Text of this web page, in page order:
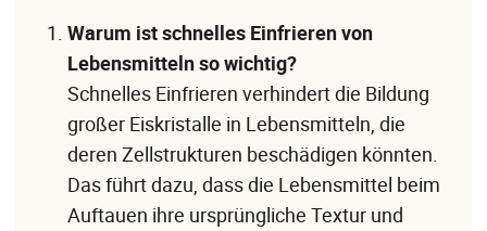
Warum ist schnelles Einfrieren von
Lebensmitteln so wichtig?
Schnelles Einfrieren verhindert die Bildung
großer Eiskristalle in Lebensmitteln, die
deren Zellstrukturen beschädigen könnten.
Das führt dazu, dass die Lebensmittel beim
Auftauen ihre ursprüngliche Textur und